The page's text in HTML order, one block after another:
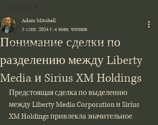
All Posts
первичное публичное предложение
Понимание сделки по
разделению между Liberty
Media и Sirius XM Holdings
Adam Mitchell
9 сент. 2024 г.4 мин. чтения
Предстоящая сделка по выделению
между Liberty Media Corporation и Sirius
XM Holdings привлекла значительное